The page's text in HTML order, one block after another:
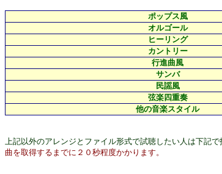
ポップス風
オルゴール
ヒーリング
カントリー
行進曲風
サンバ
民謡風
弦楽四重奏
他の音楽スタイル
上記以外のアレンジとファイル形式で試聴したい人は下記で
曲を取得するまでに２０秒程度かかります。